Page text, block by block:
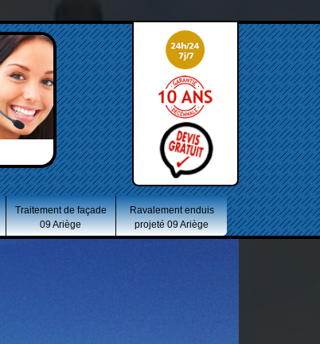
Traitement de façade
09 Ariège
Ravalement enduis
projeté 09 Ariège